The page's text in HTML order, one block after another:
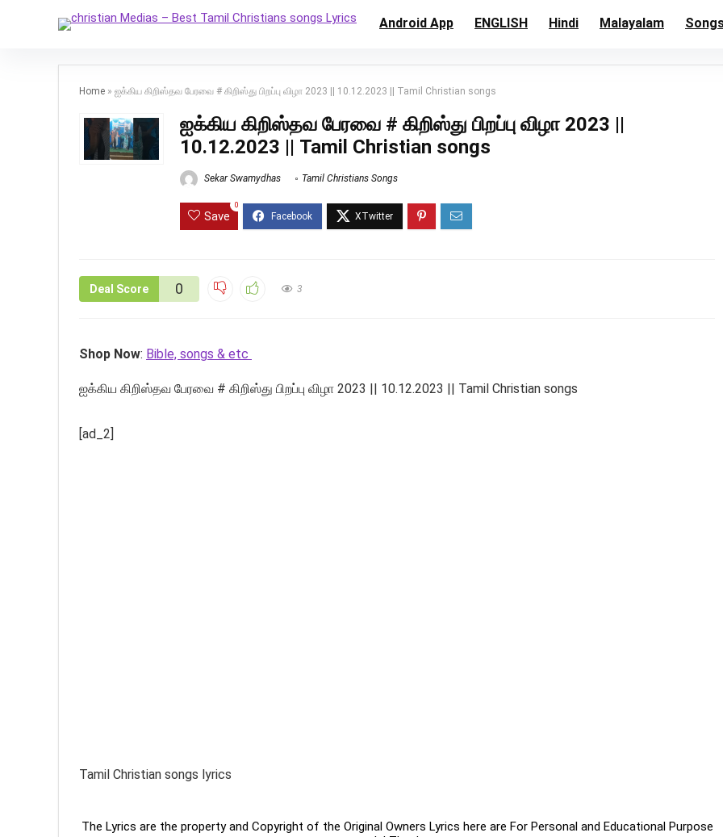
Android App ENGLISH Hindi Malayalam
Home » ஐக்கிய கிறிஸ்தவ பேரவை # கிறிஸ்து பிறப்பு விழா 2023 || 10.12.2023 || Tamil Christian songs
ஐக்கிய கிறிஸ்தவ பேரவை # கிறிஸ்து பிறப்பு விழா 2023 ||
10.12.2023 || Tamil Christian songs
Sekar Swamydhas Tamil Christians Songs
Save
0
Deal Score 0 3
Shop Now: Bible, songs & etc
ஐக்கிய கிறிஸ்தவ பேரவை # கிறிஸ்து பிறப்பு விழா 2023 || 10.12.2023 || Tamil Christian songs
[ad_2]
Tamil Christian songs lyrics
The Lyrics are the property and Copyright of the Original Owners Lyrics here are For Personal and Educational Purpose